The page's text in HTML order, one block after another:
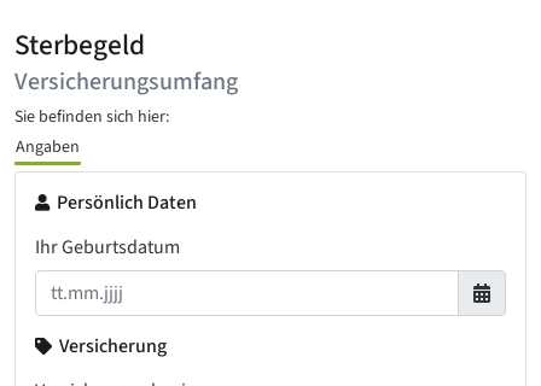
Sterbegeld
Versicherungsumfang
Sie befinden sich hier:
Angaben
Persönlich Daten
Ihr Geburtsdatum
Versicherung